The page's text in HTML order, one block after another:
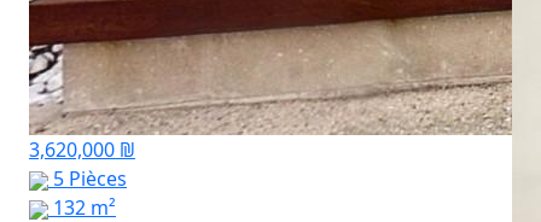
3,620,000 ₪
5 Pièces
132 m²